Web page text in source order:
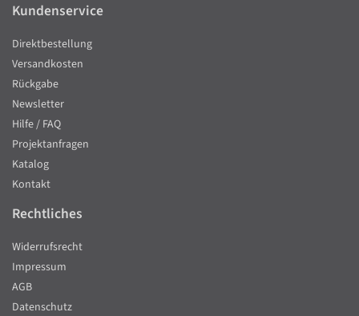
Kundenservice
Direktbestellung
Versandkosten
Rückgabe
Newsletter
Hilfe / FAQ
Projektanfragen
Katalog
Kontakt
Rechtliches
Widerrufsrecht
Impressum
AGB
Datenschutz